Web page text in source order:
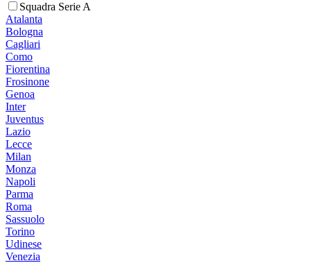
Squadra Serie A
Atalanta
Bologna
Cagliari
Como
Fiorentina
Frosinone
Genoa
Inter
Juventus
Lazio
Lecce
Milan
Monza
Napoli
Parma
Roma
Sassuolo
Torino
Udinese
Venezia